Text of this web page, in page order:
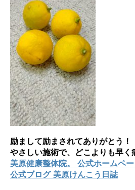
励まして励まされてありがとう！
やさしい施術で、どこよりも早く
美原健康整体院。 公式ホームペ
公式ブログ 美原けんこう日誌